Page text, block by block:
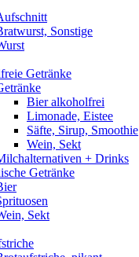
Sonstige
Getränke
Bier alkoholfrei
Limonade, Eistee
Säfte, Sirup, Smoothie
Wein, Sekt
+ Drinks
Getränke
Sekt